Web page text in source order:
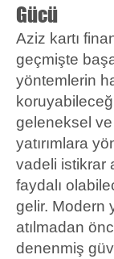
Gücü
Aziz kartı
geçmişte
yöntemlerin
geleneksel
yatırımlara
vadeli istikrar
faydalı
gelir. Modern
atılmadan
denenmiş